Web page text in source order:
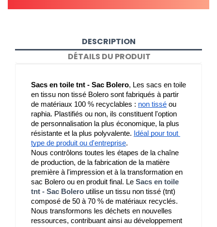
DESCRIPTION
DÉTAILS DU PRODUIT
Sacs en toile tnt - Sac Bolero, Les sacs en toile
en tissu non tissé Bolero sont fabriqués à partir
de matériaux 100 % recyclables : non tissé ou
raphia. Plastifiés ou non, ils constituent l'option
de personnalisation la plus économique, la plus
résistante et la plus polyvalente. Idéal pour tout
type de produit ou d'entreprise.
Nous contrôlons toutes les étapes de la chaîne
de production, de la fabrication de la matière
première à l'impression et à la transformation en
sac Bolero ou en produit final. Le Sacs en toile
tnt - Sac Bolero utilise un tissu non tissé (tnt)
composé de 50 à 70 % de matériaux recyclés.
Nous transformons les déchets en nouvelles
ressources, contribuant ainsi au développement